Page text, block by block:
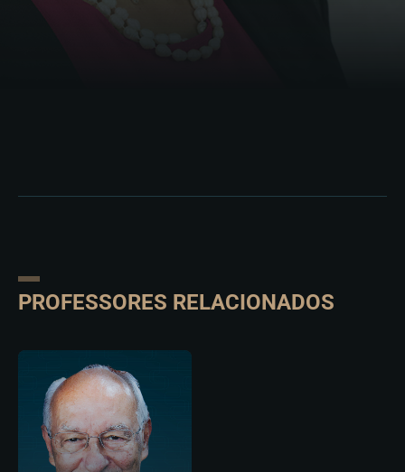
PROFESSORES RELACIONADOS